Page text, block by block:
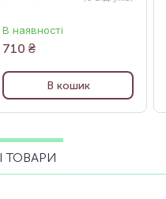
В наявності
710 ₴
В кошик
ТОВАРИ